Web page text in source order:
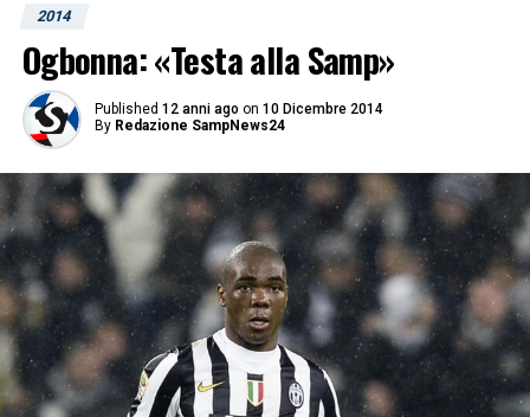
2014
Ogbonna: «Testa alla Samp»
Published 12 anni ago on 10 Dicembre 2014
By Redazione SampNews24